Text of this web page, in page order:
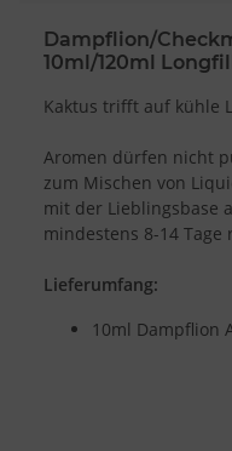
Dampflion/
10ml/120ml
Kaktus trifft auf kühle
Aromen dürfen nicht
zum Mischen von
mit der Lieblingsbase
mindestens 8-14 Tage
Lieferumfang:
10ml Dampflion